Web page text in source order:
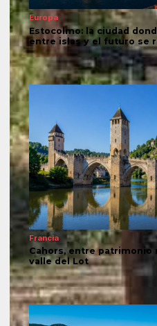
Europa
Estocolmo: la ciudad
entre islas y el futuro se
Francia
Cahors, entre patrimonio
valle del Lot